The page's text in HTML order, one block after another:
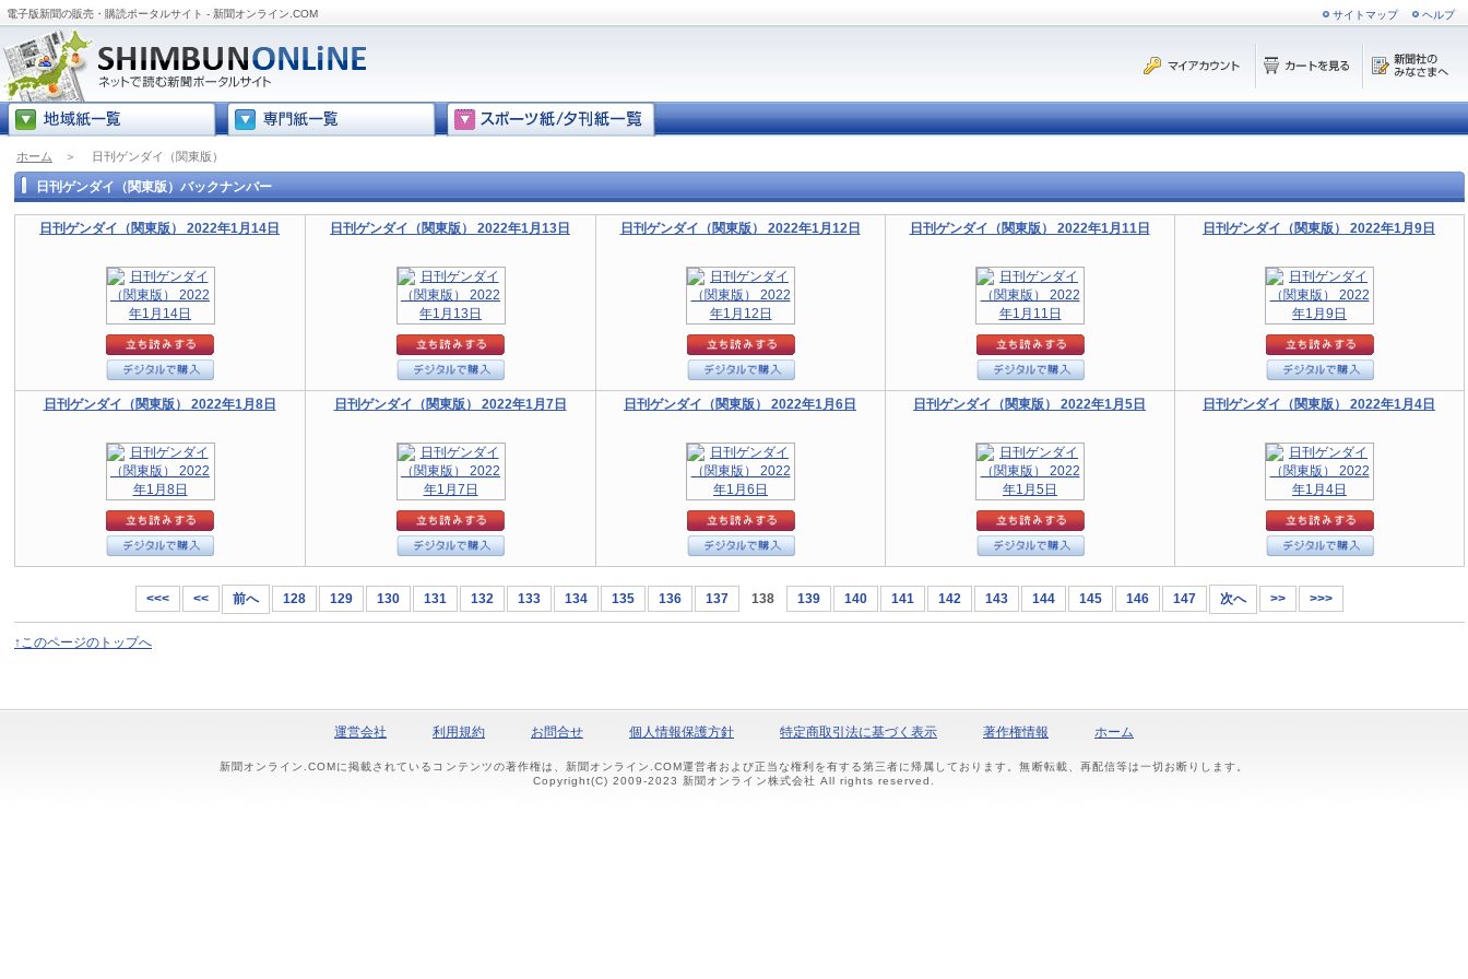
電子版新聞の販売・購読ポータルサイト - 新聞オンライン.COM サイトマップ ヘルプ
ホーム ＞ 日刊ゲンダイ（関東版）
日刊ゲンダイ（関東版）バックナンバー
日刊ゲンダイ（関東版） 2022年1月14日 日刊ゲンダイ（関東版） 2022年1月13日 日刊ゲンダイ（関東版） 2022年1月12日 日刊ゲンダイ（関東版） 2022年1月11日 日刊ゲンダイ（関東版） 2022年1月9日
日刊ゲンダイ（関東版） 2022年1月8日 日刊ゲンダイ（関東版） 2022年1月7日 日刊ゲンダイ（関東版） 2022年1月6日 日刊ゲンダイ（関東版） 2022年1月5日 日刊ゲンダイ（関東版） 2022年1月4日
<<< << 前へ 128 129 130 131 132 133 134 135 136 137 138 139 140 141 142 143 144 145 146 147 次へ >> >>>
↑このページのトップへ
運営会社 利用規約 お問合せ 個人情報保護方針 特定商取引法に基づく表示 著作権情報 ホーム
新聞オンライン.COMに掲載されているコンテンツの著作権は、新聞オンライン.COM運営者および正当な権利を有する第三者に帰属しております。無断転載、再配信等は一切お断りします。
Copyright(C) 2009-2023 新聞オンライン株式会社 All rights reserved.